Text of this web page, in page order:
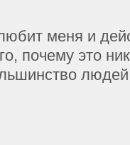
меня и
почему это